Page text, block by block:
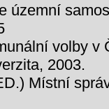
územní
volby v
2003.
Místní